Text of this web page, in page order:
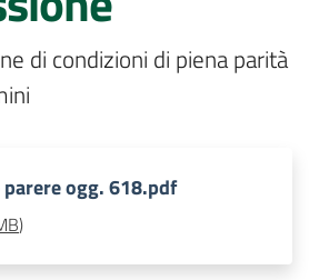
di condizioni di piena parità
ogg. 618.pdf
)